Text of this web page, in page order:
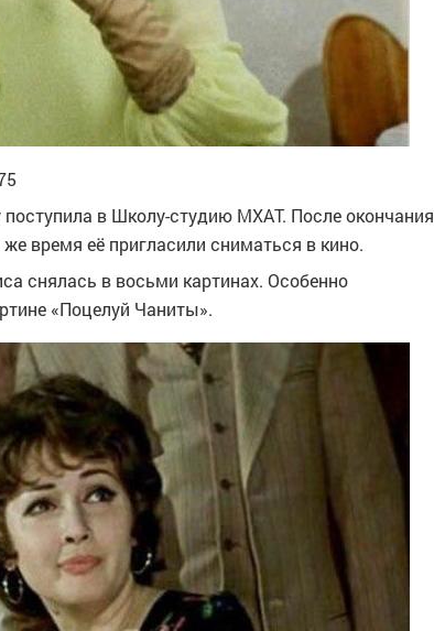
в Школу-студию МХАТ. После окончания
время её пригласили сниматься в кино.
снялась в восьми картинах. Особенно
«Поцелуй Чаниты».